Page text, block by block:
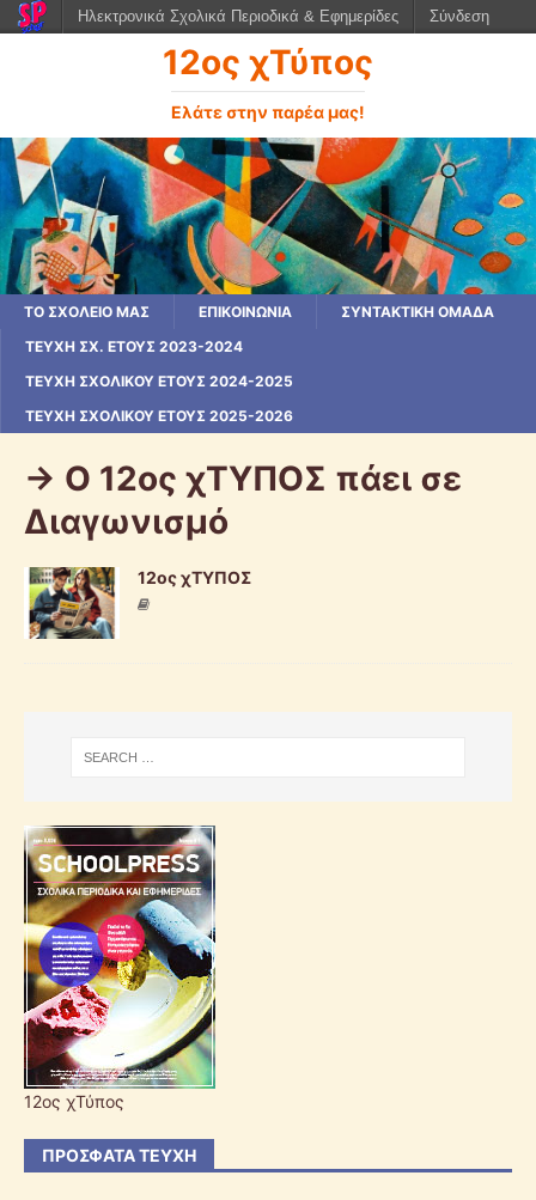
12ος χΤύπος
Ελάτε στην παρέα μας!
ΤΟ ΣΧΟΛΕΙΟ ΜΑΣ ΕΠΙΚΟΙΝΩΝΙΑ
ΣΥΝΤΑΚΤΙΚΗ ΟΜΑΔΑ
ΤΕΎΧΗ ΣΧ. ΈΤΟΥΣ 2023-2024
ΤΕΎΧΗ ΣΧΟΛΙΚΟΎ ΈΤΟΥΣ 2024-2025
ΤΕΥΧΗ ΣΧΟΛΙΚΟΥ ΕΤΟΥΣ 2025-2026
-> Ο 12ος χΤΥΠΟΣ πάει σε
Διαγωνισμό
12ος χΤΥΠΟΣ
12ος χΤύπος
ΠΡΌΣΦΑΤΑ ΤΕΎΧΗ
Ηλεκτρονικά Σχολικά Περιοδικά & Εφημερίδες Σύνδεση